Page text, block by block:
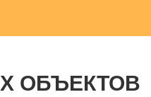
ОБЪЕКТОВ